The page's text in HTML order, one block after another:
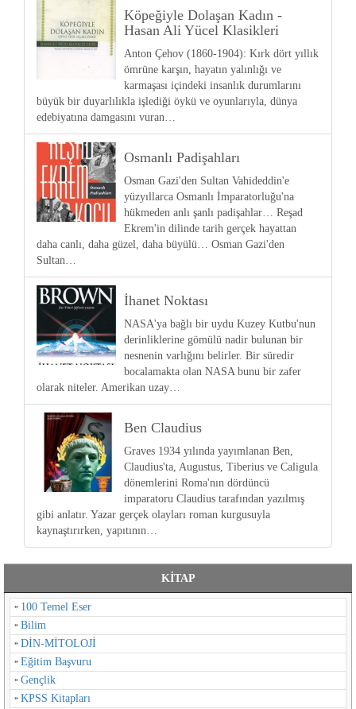
Köpeğiyle Dolaşan Kadın -
Hasan Ali Yücel Klasikleri
Anton Çehov (1860-1904): Kırk dört yıllık
ömrüne karşın, hayatın yalınlığı ve
karmaşası içindeki insanlık durumlarını
büyük bir duyarlılıkla işlediği öykü ve oyunlarıyla, dünya
edebiyatına damgasını vuran…
Osmanlı Padişahları
Osman Gazi'den Sultan Vahideddin'e
yüzyıllarca Osmanlı İmparatorluğu'na
hükmeden anlı şanlı padişahlar… Reşad
Ekrem'in dilinde tarih gerçek hayattan
daha canlı, daha güzel, daha büyülü… Osman Gazi'den
Sultan…
İhanet Noktası
NASA'ya bağlı bir uydu Kuzey Kutbu'nun
derinliklerine gömülü nadir bulunan bir
nesnenin varlığını belirler. Bir süredir
bocalamakta olan NASA bunu bir zafer
olarak niteler. Amerikan uzay…
Ben Claudius
Graves 1934 yılında yayımlanan Ben,
Claudius'ta, Augustus, Tiberius ve Caligula
dönemlerini Roma'nın dördüncü
imparatoru Claudius tarafından yazılmış
gibi anlatır. Yazar gerçek olayları roman kurgusuyla
kaynaştırırken, yapıtının…
KİTAP
100 Temel Eser
Bilim
DİN-MİTOLOJİ
Eğitim Başvuru
Gençlik
KPSS Kitapları